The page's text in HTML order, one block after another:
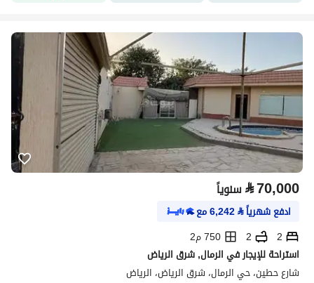
⃁70,000 سنوياً
ادفع شهرياً⃁
6,242مع
2
2
750 م2
استراحة للإيجار في الرمال, شرق الرياض
شارع حطين، حي الرمال، شرق الرياض، الرياض